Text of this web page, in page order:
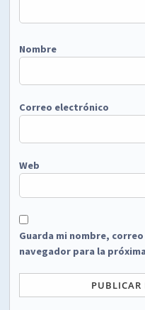
Nombre
Correo electrónico
Web
Guarda mi nombre,
navegador para la